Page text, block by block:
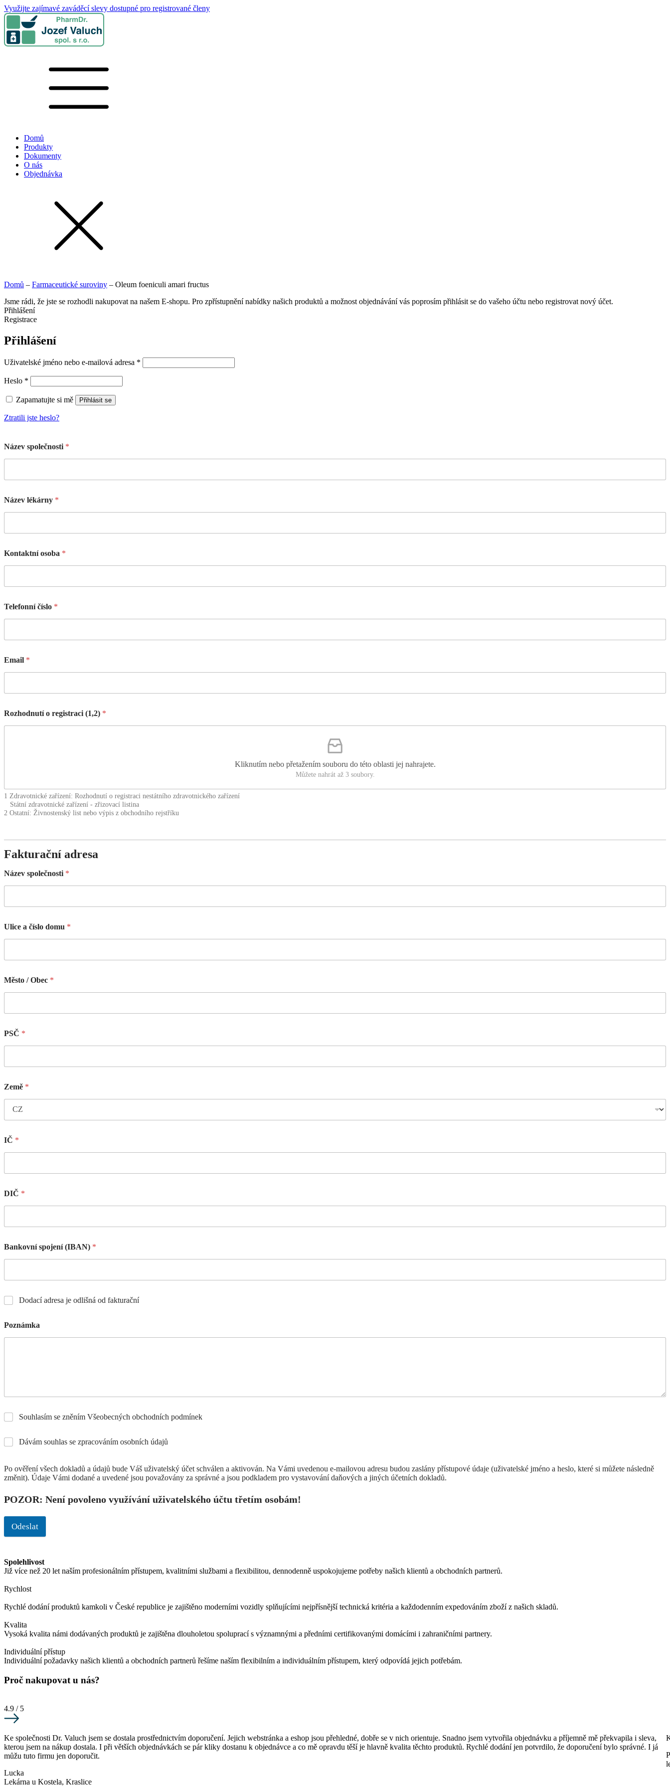
Využijte zajímavé zaváděcí slevy dostupné pro registrované členy
Domů
Produkty
Dokumenty
O nás
Objednávka
Domů – Farmaceutické suroviny – Oleum foeniculi amari fructus
Jsme rádi, že jste se rozhodli nakupovat na našem E-shopu. Pro zpřístupnění nabídky našich produktů a možnost objednávání vás poprosím přihlásit se do vašeho účtu nebo registrovat nový účet.
Přihlášení
Registrace
Přihlášení
Uživatelské jméno nebo e-mailová adresa *
Heslo *
Zapamatujte si mě Přihlásit se
Ztratili jste heslo?
Název společnosti *
Název lékárny *
Kontaktní osoba *
Telefonní číslo *
Email *
Rozhodnutí o registraci (1,2) *
Kliknutím nebo přetažením souboru do této oblasti jej nahrajete.
Můžete nahrát až 3 soubory.
1 Zdravotnické zařízení: Rozhodnutí o registraci nestátního zdravotnického zařízení
Státní zdravotnické zařízení - zřizovací listina
2 Ostatní: Živnostenský list nebo výpis z obchodního rejstříku
Fakturační adresa
Název společnosti *
Ulice a číslo domu *
Město / Obec *
PSČ *
Země *
IČ *
DIČ *
Bankovní spojení (IBAN) *
Dodací adresa je odlišná od fakturační
Poznámka
Souhlasím se zněním Všeobecných obchodních podmínek
Dávám souhlas se zpracováním osobních údajů
Po ověření všech dokladů a údajů bude Váš uživatelský účet schválen a aktivován. Na Vámi uvedenou e-mailovou adresu budou zaslány přístupové údaje (uživatelské jméno a heslo, které si můžete následně
změnit). Údaje Vámi dodané a uvedené jsou považovány za správné a jsou podkladem pro vystavování daňových a jiných účetních dokladů.
POZOR: Není povoleno využívání uživatelského účtu třetím osobám!
Odeslat
Spolehlivost
Již více než 20 let naším profesionálním přístupem, kvalitními službami a flexibilitou, dennodenně uspokojujeme potřeby našich klientů a obchodních partnerů.
Rychlost
Rychlé dodání produktů kamkoli v České republice je zajištěno moderními vozidly splňujícími nejpřísnější technická kritéria a každodenním expedováním zboží z našich skladů.
Kvalita
Vysoká kvalita námi dodávaných produktů je zajištěna dlouholetou spoluprací s významnými a předními certifikovanými domácími i zahraničními partnery.
Individuální přístup
Individuální požadavky našich klientů a obchodních partnerů řešíme naším flexibilním a individuálním přístupem, který odpovídá jejich potřebám.
Proč nakupovat u nás?
4.9 / 5
Ke společnosti Dr. Valuch jsem se dostala prostřednictvím doporučení. Jejich webstránka a eshop jsou přehledné, dobře se v nich orientuje. Snadno jsem vytvořila objednávku a příjemně mě překvapila i sleva,
kterou jsem na nákup dostala. I při větších objednávkách se pár kliky dostanu k objednávce a co mě opravdu těší je hlavně kvalita těchto produktů. Rychlé dodání jen potvrdilo, že doporučení bylo správné. I já
můžu tuto firmu jen doporučit.
Lucka
Lekárna u Kostela, Kraslice